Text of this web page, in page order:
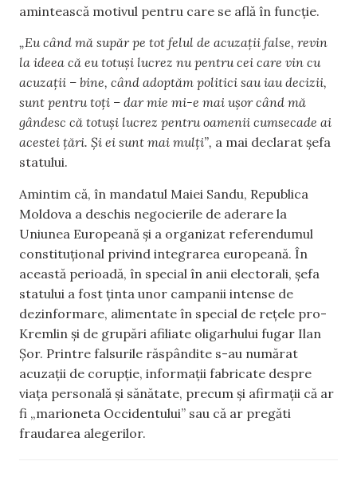
amintească motivul pentru care se află în funcție.
„Eu când mă supăr pe tot felul de acuzații false, revin
la ideea că eu totuși lucrez nu pentru cei care vin cu
acuzații – bine, când adoptăm politici sau iau decizii,
sunt pentru toți – dar mie mi-e mai ușor când mă
gândesc că totuși lucrez pentru oamenii cumsecade ai
acestei țări. Și ei sunt mai mulți”, a mai declarat șefa
statului.
Amintim că, în mandatul Maiei Sandu, Republica
Moldova a deschis negocierile de aderare la
Uniunea Europeană și a organizat referendumul
constituțional privind integrarea europeană. În
această perioadă, în special în anii electorali, șefa
statului a fost ținta unor campanii intense de
dezinformare, alimentate în special de rețele pro-
Kremlin și de grupări afiliate oligarhului fugar Ilan
Șor. Printre falsurile răspândite s-au numărat
acuzații de corupție, informații fabricate despre
viața personală și sănătate, precum și afirmații că ar
fi „marioneta Occidentului” sau că ar pregăti
fraudarea alegerilor.